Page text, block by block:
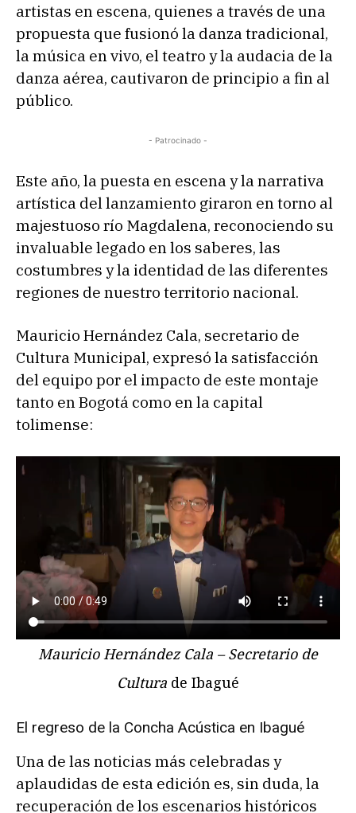
artistas en escena, quienes a través de una
propuesta que fusionó la danza tradicional,
la música en vivo, el teatro y la audacia de la
danza aérea, cautivaron de principio a fin al
público.
- Patrocinado -
Este año, la puesta en escena y la narrativa
artística del lanzamiento giraron en torno al
majestuoso río Magdalena, reconociendo su
invaluable legado en los saberes, las
costumbres y la identidad de las diferentes
regiones de nuestro territorio nacional.
Mauricio Hernández Cala, secretario de
Cultura Municipal, expresó la satisfacción
del equipo por el impacto de este montaje
tanto en Bogotá como en la capital
tolimense:
Mauricio Hernández Cala – Secretario de
Cultura de Ibagué
El regreso de la Concha Acústica en Ibagué
Una de las noticias más celebradas y
aplaudidas de esta edición es, sin duda, la
recuperación de los escenarios históricos